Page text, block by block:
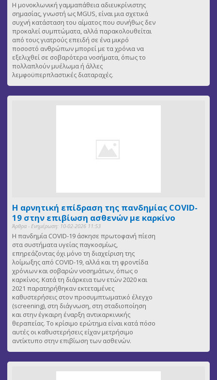
Η μονοκλωνική γαμμαπάθεια αδιευκρίνιστης
σημασίας, γνωστή ως MGUS, είναι μια σχετικά
συχνή κατάσταση του αίματος που συνήθως δεν
προκαλεί συμπτώματα, αλλά παρακολουθείται
από τους γιατρούς επειδή σε ένα μικρό
ποσοστό ανθρώπων μπορεί με τα χρόνια να
εξελιχθεί σε σοβαρότερα νοσήματα, όπως το
πολλαπλούν μυέλωμα ή άλλες
λεμφοϋπερπλαστικές διαταραχές.
Η αρνητική επίδραση της πανδημίας COVID-
19 στην επιβίωση ασθενών με καρκίνο
Άρθρα - Ενημέρωση: 10-02-2026 11:53
Η πανδημία COVID-19 άσκησε πρωτοφανή πίεση
στα συστήματα υγείας παγκοσμίως,
επηρεάζοντας όχι μόνο τη διαχείριση της
λοίμωξης από COVID-19, αλλά και τη φροντίδα
χρόνιων και σοβαρών νοσημάτων, όπως ο
καρκίνος. Κατά τη διάρκεια των ετών 2020 και
2021 παρατηρήθηκαν εκτεταμένες
καθυστερήσεις στον προσυμπτωματικό έλεγχο
(screening), στη διάγνωση, στη σταδιοποίηση
και στην έγκαιρη έναρξη αντικαρκινικής
θεραπείας. Το κρίσιμο ερώτημα είναι κατά πόσο
αυτές οι καθυστερήσεις είχαν μετρήσιμο
αντίκτυπο στην επιβίωση των ασθενών.